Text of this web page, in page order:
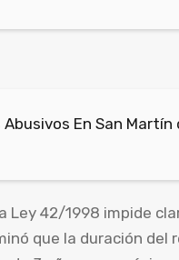
En San Martín
Ley 42/1998 impide
que la duración del